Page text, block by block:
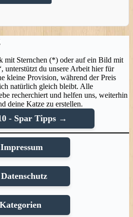
mit Sternchen (*) oder auf ein Bild mit
unterstützt du unsere Arbeit hier für
kleine Provision, während der Preis
natürlich gleich bleibt. Alle
recherchiert und helfen uns, weiterhin
deine Katze zu erstellen.
- Spar Tipps →
Impressum
Datenschutz
Kategorien